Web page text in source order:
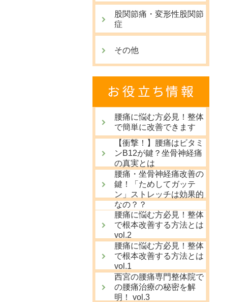
股関節痛・変形性股関節
症
その他
腰痛に悩む方必見！整体
で簡単に改善できます
【衝撃！】腰痛はビタミ
ンB12が鍵？坐骨神経痛
の真実とは
腰痛・坐骨神経痛改善の
鍵！「ためしてガッテ
ン」ストレッチは効果的
なの？？
腰痛に悩む方必見！整体
で根本改善する方法とは
vol.2
腰痛に悩む方必見！整体
で根本改善する方法とは
vol.1
西宮の腰痛専門整体院で
の腰痛治療の秘密を解
明！ vol.3